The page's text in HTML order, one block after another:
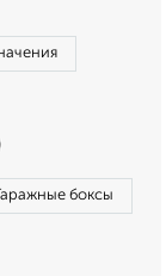
боксы